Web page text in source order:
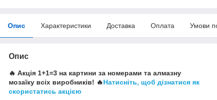
Опис Характеристики Доставка Оплата Умови
Опис
🔥 Акція 1+1=3 на картини за номерами та алмазну
мозаїку всіх виробників! 🔥Натисніть, щоб дізнатися як
скористатись акцією